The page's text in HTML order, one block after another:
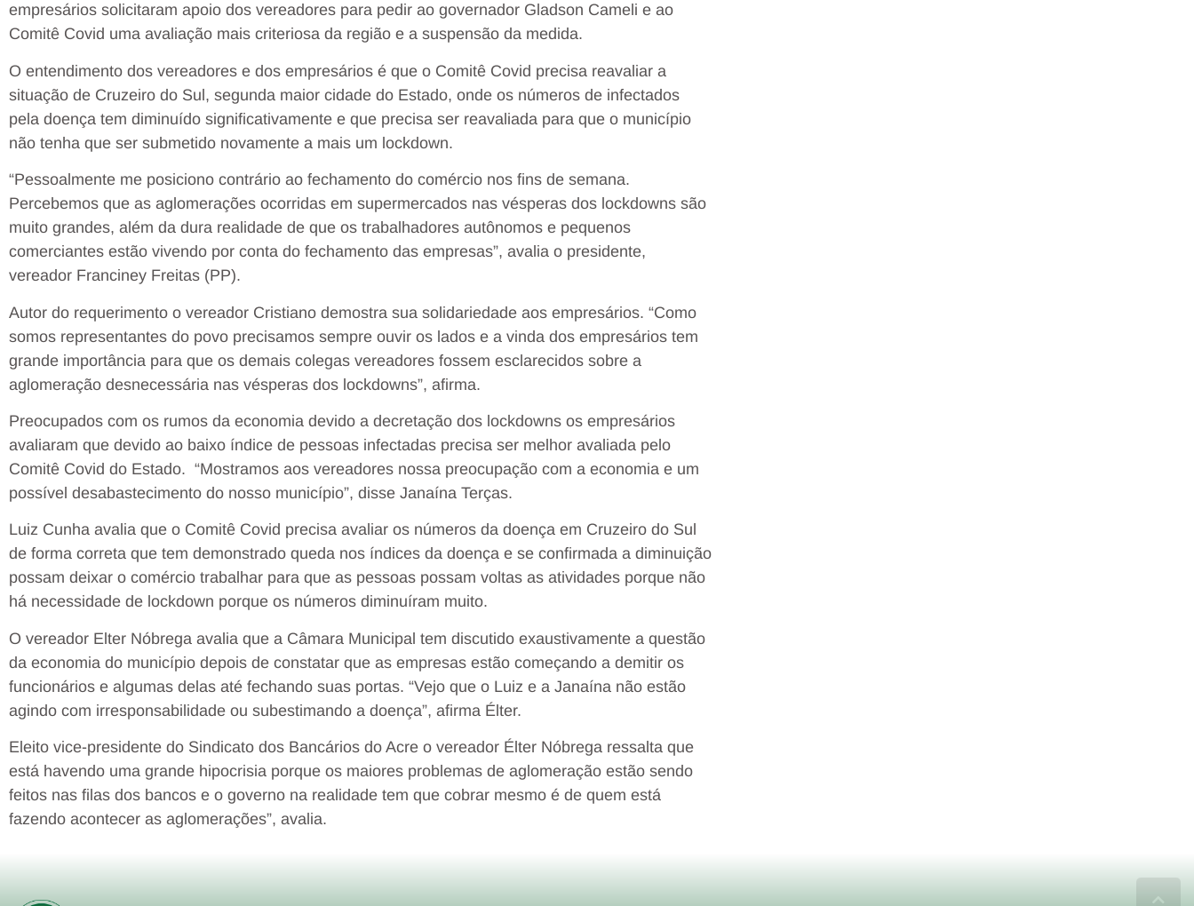
empresários solicitaram apoio dos vereadores para pedir ao governador Gladson Cameli e ao
Comitê Covid uma avaliação mais criteriosa da região e a suspensão da medida.
O entendimento dos vereadores e dos empresários é que o Comitê Covid precisa reavaliar a
situação de Cruzeiro do Sul, segunda maior cidade do Estado, onde os números de infectados
pela doença tem diminuído significativamente e que precisa ser reavaliada para que o município
não tenha que ser submetido novamente a mais um lockdown.
“Pessoalmente me posiciono contrário ao fechamento do comércio nos fins de semana.
Percebemos que as aglomerações ocorridas em supermercados nas vésperas dos lockdowns são
muito grandes, além da dura realidade de que os trabalhadores autônomos e pequenos
comerciantes estão vivendo por conta do fechamento das empresas”, avalia o presidente,
vereador Franciney Freitas (PP).
Autor do requerimento o vereador Cristiano demostra sua solidariedade aos empresários. “Como
somos representantes do povo precisamos sempre ouvir os lados e a vinda dos empresários tem
grande importância para que os demais colegas vereadores fossem esclarecidos sobre a
aglomeração desnecessária nas vésperas dos lockdowns”, afirma.
Preocupados com os rumos da economia devido a decretação dos lockdowns os empresários
avaliaram que devido ao baixo índice de pessoas infectadas precisa ser melhor avaliada pelo
Comitê Covid do Estado. “Mostramos aos vereadores nossa preocupação com a economia e um
possível desabastecimento do nosso município”, disse Janaína Terças.
Luiz Cunha avalia que o Comitê Covid precisa avaliar os números da doença em Cruzeiro do Sul
de forma correta que tem demonstrado queda nos índices da doença e se confirmada a diminuição
possam deixar o comércio trabalhar para que as pessoas possam voltas as atividades porque não
há necessidade de lockdown porque os números diminuíram muito.
O vereador Elter Nóbrega avalia que a Câmara Municipal tem discutido exaustivamente a questão
da economia do município depois de constatar que as empresas estão começando a demitir os
funcionários e algumas delas até fechando suas portas. “Vejo que o Luiz e a Janaína não estão
agindo com irresponsabilidade ou subestimando a doença”, afirma Élter.
Eleito vice-presidente do Sindicato dos Bancários do Acre o vereador Élter Nóbrega ressalta que
está havendo uma grande hipocrisia porque os maiores problemas de aglomeração estão sendo
feitos nas filas dos bancos e o governo na realidade tem que cobrar mesmo é de quem está
fazendo acontecer as aglomerações”, avalia.